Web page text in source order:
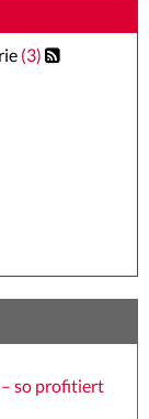
(3)
so profitiert